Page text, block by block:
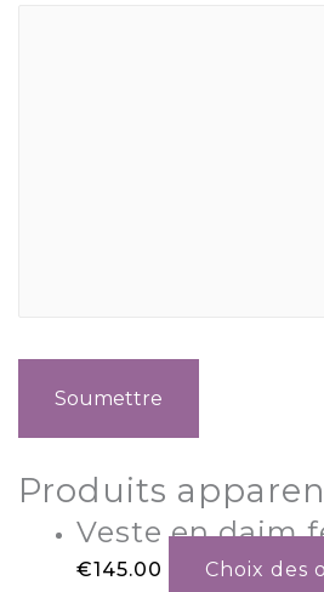
Produits
Veste en daim
€145.00
Choix des